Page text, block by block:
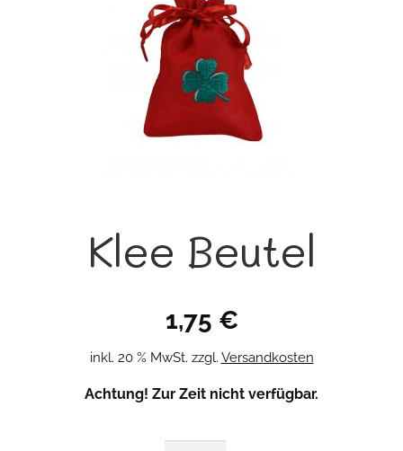
Klee Beutel
1,75 €
inkl. 20 % MwSt. zzgl. Versandkosten
Achtung! Zur Zeit nicht verfügbar.